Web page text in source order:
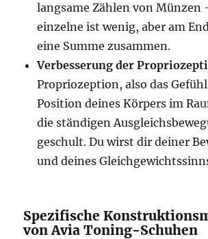
langsame Zählen von Münzen
einzelne ist wenig, aber am
eine Summe zusammen.
Verbesserung der
Propriozeption, also das
Position deines Körpers im
die ständigen
geschult. Du wirst dir deiner
und deines
Spezifische
von Avia Toning-Schuhen